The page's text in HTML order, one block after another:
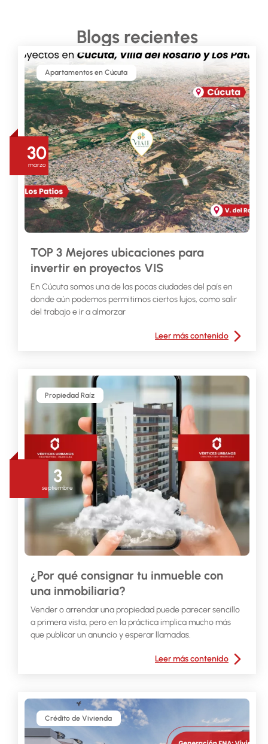
Blogs recientes
Apartamentos en Cúcuta
TOP 3 Mejores ubicaciones para
invertir en proyectos VIS
En Cúcuta somos una de las pocas ciudades del país en
donde aún podemos permitirnos ciertos lujos, como salir
del trabajo e ir a almorzar
Leer más contenido
30
marzo
Propiedad Raíz
¿Por qué consignar tu inmueble con
una inmobiliaria?
Vender o arrendar una propiedad puede parecer sencillo
a primera vista, pero en la práctica implica mucho más
que publicar un anuncio y esperar llamadas.
Leer más contenido
3
septiembre
Crédito de Vivienda